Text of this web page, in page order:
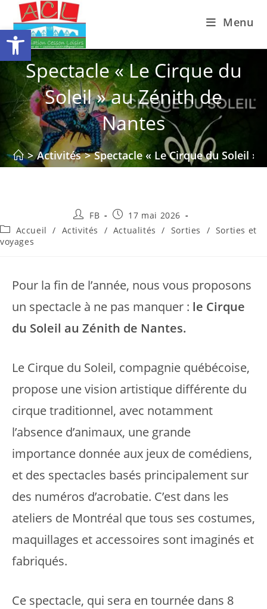
Ouvrir la barre d’outils
content
Menu
Spectacle « Le Cirque du
Soleil » au Zénith de
Nantes
> Activités > Spectacle « Le Cirque du Soleil »
Auteur/autrice
de
la
FB
Publication
publiée :
17 mai 2026
Post
category:
Accueil / Activités / Actualités / Sorties / Sorties et
voyages
Pour la fin de l’année, nous vous proposons
un spectacle à ne pas manquer : le Cirque
du Soleil au Zénith de Nantes.
Le Cirque du Soleil, compagnie québécoise,
propose une vision artistique différente du
cirque traditionnel, avec notamment
l’absence d’animaux, une grande
importance donnée aux jeux de comédiens,
et des spectacles basés principalement sur
des numéros d’acrobatie. C’est dans les
ateliers de Montréal que tous ses costumes,
maquillages et accessoires sont imaginés et
fabriqués.
Ce spectacle, qui sera en tournée dans 8